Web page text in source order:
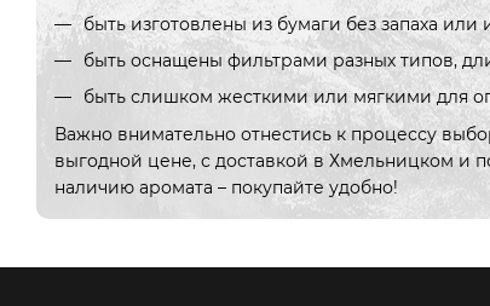
быть изготовлены из бумаги без запаха
быть оснащены фильтрами разных типов,
быть слишком жесткими или мягкими для
Важно внимательно отнестись к процессу
выгодной цене, с доставкой в Хмельницком и
наличию аромата – покупайте удобно!